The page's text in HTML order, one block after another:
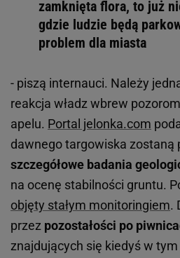
zamknięta flora, to już
gdzie ludzie będą
problem dla miasta
- piszą internauci. Należy
reakcja władz wbrew
apelu. Portal jelonka.com
dawnego targowiska zostaną
szczegółowe badania
na ocenę stabilności gruntu.
objęty stałym monitoringiem.
przez pozostałości po
znajdujących się kiedyś w tym